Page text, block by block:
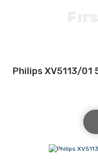
Philips XV5113/01